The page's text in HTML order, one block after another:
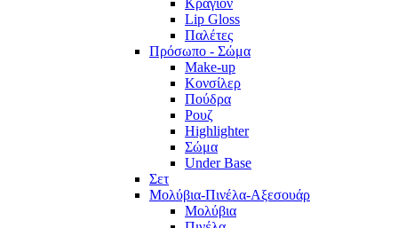
Κραγιόν
Lip Gloss
Παλέτες
Πρόσωπο - Σώμα
Make-up
Κονσίλερ
Πούδρα
Ρουζ
Highlighter
Σώμα
Under Base
Σετ
Μολύβια-Πινέλα-Αξεσουάρ
Μολύβια